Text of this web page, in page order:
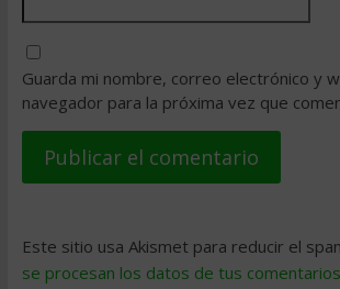
Guarda mi nombre, correo electrónico y
navegador para la próxima vez que
Este sitio usa Akismet para reducir el
se procesan los datos de tus comentarios